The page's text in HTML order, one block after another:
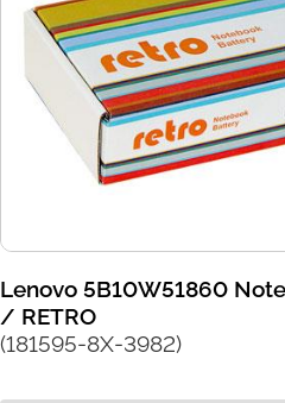
Lenovo 5B10W51860
/ RETRO
(181595-8X-3982)